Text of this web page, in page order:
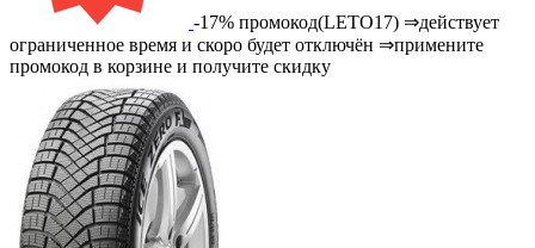
-17% промокод(LETO17) ⇒действует
ограниченное время и скоро будет отключён ⇒примените
промокод в корзине и получите скидку